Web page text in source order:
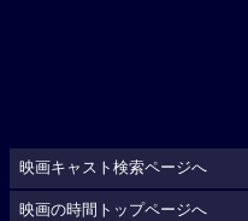
映画キャスト検索ページへ
映画の時間トップページへ